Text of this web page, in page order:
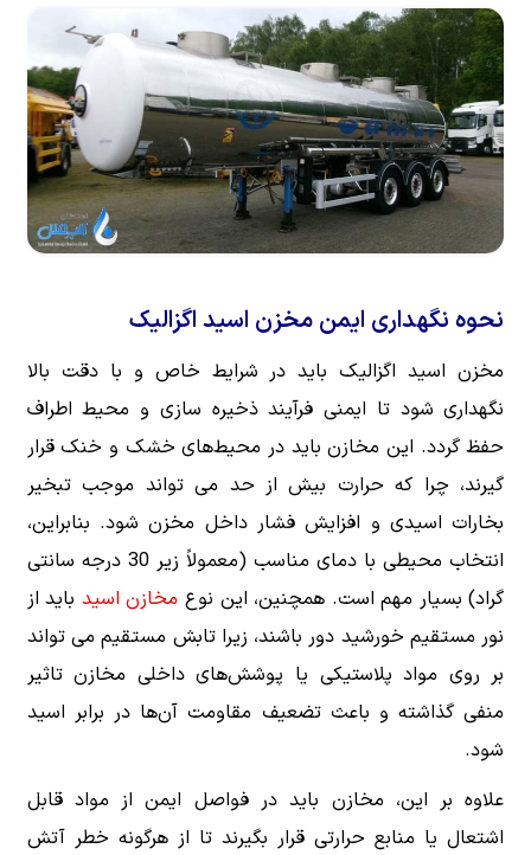
نحوه نگهداری ایمن مخزن اسید اگزالیک
مخزن اسید اگزالیک باید در شرایط خاص و با دقت بالا
نگهداری شود تا ایمنی فرآیند ذخیره سازی و محیط اطراف
حفظ گردد. این مخازن باید در محیط‌های خشک و خنک قرار
گیرند، چرا که حرارت بیش از حد می تواند موجب تبخیر
بخارات اسیدی و افزایش فشار داخل مخزن شود. بنابراین،
انتخاب محیطی با دمای مناسب (معمولاً زیر 30 درجه سانتی
گراد) بسیار مهم است. همچنین، این نوع مخازن اسید باید از
نور مستقیم خورشید دور باشند، زیرا تابش مستقیم می تواند
بر روی مواد پلاستیکی یا پوشش‌های داخلی مخازن تاثیر
منفی گذاشته و باعث تضعیف مقاومت آن‌ها در برابر اسید
شود.
علاوه بر این، مخازن باید در فواصل ایمن از مواد قابل
اشتعال یا منابع حرارتی قرار بگیرند تا از هرگونه خطر آتش